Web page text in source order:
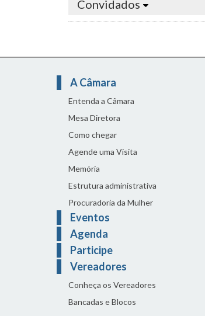
Convidados
A Câmara
Entenda a Câmara
Mesa Diretora
Como chegar
Agende uma Visita
Memória
Estrutura administrativa
Procuradoria da Mulher
Eventos
Agenda
Participe
Vereadores
Conheça os Vereadores
Bancadas e Blocos